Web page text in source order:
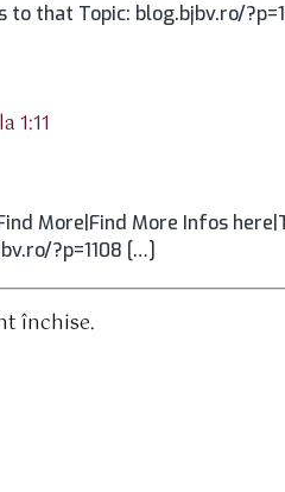
to that Topic: blog.bjbv.ro/
1:11
More|Find More Infos
?p=1108 […]
închise.